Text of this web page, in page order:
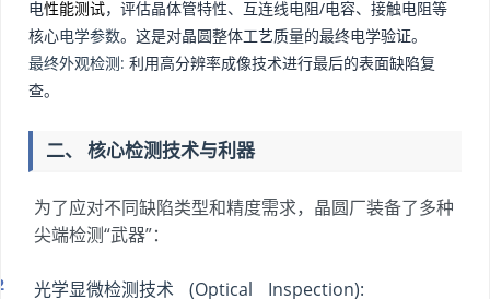
电性能测试，评估晶体管特性、互连线电阻/电容、接触电阻等
核心电学参数。这是对晶圆整体工艺质量的最终电学验证。
最终外观检测: 利用高分辨率成像技术进行最后的表面缺陷复
查。
二、 核心检测技术与利器
为了应对不同缺陷类型和精度需求，晶圆厂装备了多种
尖端检测“武器”：
光学显微检测技术 (Optical Inspection):